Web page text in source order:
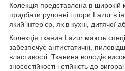
Колекція представлена в широкій
придбати рулонні штори Lazur в
який інтер'єр, як в кухні, дитячої
Колекція тканин Lazur мають
забезпечує антистатичні,
властивості. Тканина володіє
зносостійкості і стійкість до